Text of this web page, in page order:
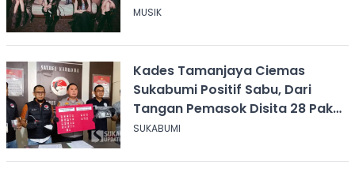
MUSIK
Kades Tamanjaya Ciemas
Sukabumi Positif Sabu, Dari
Tangan Pemasok Disita 28 Paket
Narkoba
SUKABUMI